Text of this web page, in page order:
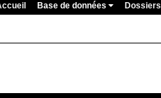
Base de données Dossiers